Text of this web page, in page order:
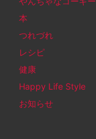
本
つれづれ
レシピ
健康
Happy Life Style
お知らせ